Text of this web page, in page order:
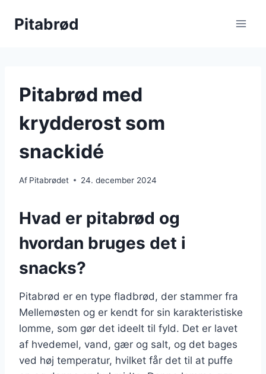
Pitabrød
Pitabrød med
krydderost som
snackidé
Af Pitabrødet 24. december 2024
Hvad er pitabrød og
hvordan bruges det i
snacks?
Pitabrød er en type fladbrød, der stammer fra
Mellemøsten og er kendt for sin karakteristiske
lomme, som gør det ideelt til fyld. Det er lavet
af hvedemel, vand, gær og salt, og det bages
ved høj temperatur, hvilket får det til at puffe